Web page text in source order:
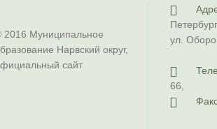
2016 Муниципальное
Нарвский округ,
сайт
ул.
66